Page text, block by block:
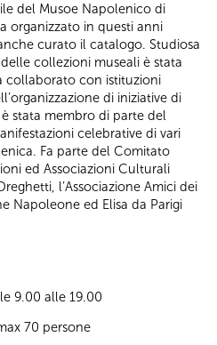
del Musoe Napolenico di
organizzato in questi anni
curato il catalogo. Studiosa
collezioni museali è stata
collaborato con istituzioni
di iniziative di
stata membro di parte del
celebrative di vari
Fa parte del Comitato
ed Associazioni Culturali
l’Associazione Amici dei
Napoleone ed Elisa da Parigi
9.00 alle 19.00
70 persone